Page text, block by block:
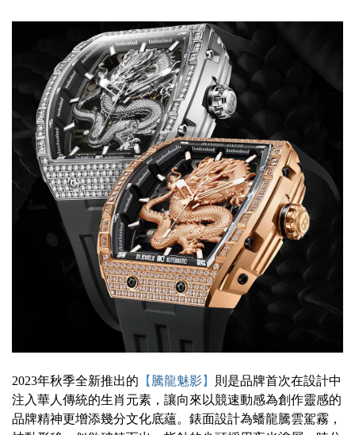
2023年秋季全新推出的 【 騰龍魅影】 則是品牌首次在設計中
注入華人傳統的生肖元素，讓向來以競速動感為創作靈感的
品牌精神更增添幾分文化底蘊。 錶面設計為蟠龍騰雲駕霧，